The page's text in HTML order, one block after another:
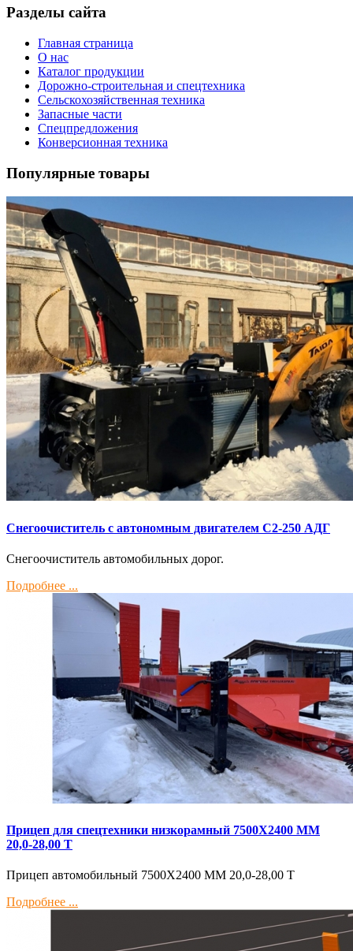
Разделы сайта
Главная страница
О нас
Каталог продукции
Дорожно-строительная и спецтехника
Сельскохозяйственная техника
Запасные части
Спецпредложения
Конверсионная техника
Популярные товары
Снегоочиститель с автономным двигателем С2-250 АДГ
Снегоочиститель автомобильных дорог.
Подробнее ...
Прицеп для спецтехники низкорамный 7500Х2400 ММ
20,0-28,00 Т
Прицеп автомобильный 7500Х2400 ММ 20,0-28,00 Т
Подробнее ...